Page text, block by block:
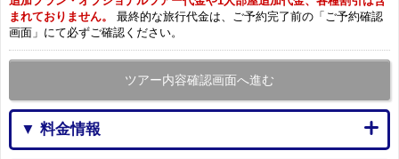
まれておりません。
最終的な旅行代金は、ご予約完了前の「ご予約確認
画面」にて必ずご確認ください。
ツアー内容確認画面へ進む
▼ 料金情報